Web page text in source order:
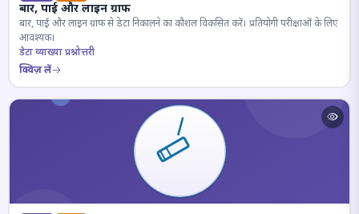
बार, पाई और लाइन ग्राफ
बार, पाई और लाइन ग्राफ से डेटा निकालने का कौशल विकसित करें। प्रतियोगी परीक्षाओं के लिए
आवश्यक।
डेटा व्याख्या प्रश्नोत्तरी
क्विज़ लें